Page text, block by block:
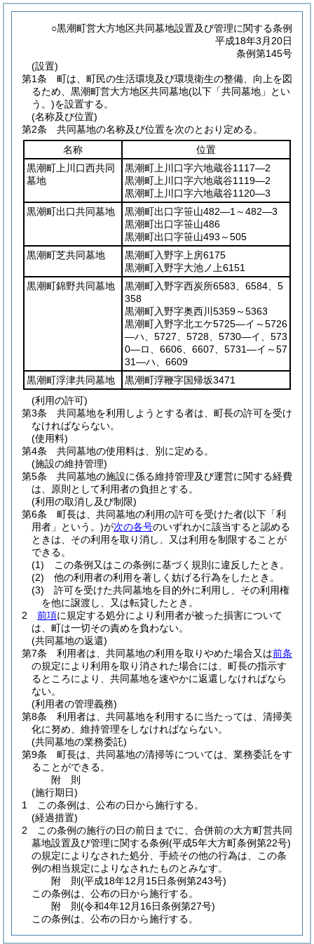
○黒潮町営大方地区共同墓地設置及び管理に関する条例
平成18年3月20日
条例第145号
(設置)
第1条
町は、町民の生活環境及び環境衛生の整備、向上を図
るため、黒潮町営大方地区共同墓地(以下「共同墓地」とい
う。)を設置する。
(名称及び位置)
第2条
共同墓地の名称及び位置を次のとおり定める。
名称
位置
黒潮町上川口西共同
墓地
黒潮町上川口字六地蔵谷1117―2
黒潮町上川口字六地蔵谷1119―2
黒潮町上川口字六地蔵谷1120―3
黒潮町出口共同墓地
黒潮町出口字笹山482―1～482―3
黒潮町出口字笹山486
黒潮町出口字笹山493～505
黒潮町芝共同墓地
黒潮町入野字上房6175
黒潮町入野字大池ノ上6151
黒潮町錦野共同墓地
黒潮町入野字西炭所6583、6584、5
358
黒潮町入野字奥西川5359～5363
黒潮町入野字北エケ5725―イ～5726
―ハ、5727、5728、5730―イ、573
0―ロ、6606、6607、5731―イ～57
31―ハ、6609
黒潮町浮津共同墓地
黒潮町浮鞭字国帰坂3471
(利用の許可)
第3条
共同墓地を利用しようとする者は、町長の許可を受け
なければならない。
(使用料)
第4条
共同墓地の使用料は、別に定める。
(施設の維持管理)
第5条
共同墓地の施設に係る維持管理及び運営に関する経費
は、原則として利用者の負担とする。
(利用の取消し及び制限)
第6条
町長は、共同墓地の利用の許可を受けた者(以下「利
用者」という。)が次の各号のいずれかに該当すると認める
ときは、その利用を取り消し、又は利用を制限することが
できる。
(1)
この条例又はこの条例に基づく規則に違反したとき。
(2)
他の利用者の利用を著しく妨げる行為をしたとき。
(3)
許可を受けた共同墓地を目的外に利用し、その利用権
を他に譲渡し、又は転貸したとき。
2
前項に規定する処分により利用者が被った損害について
は、町は一切その責めを負わない。
(共同墓地の返還)
第7条
利用者は、共同墓地の利用を取りやめた場合又は前条
の規定により利用を取り消された場合には、町長の指示す
るところにより、共同墓地を速やかに返還しなければなら
ない。
(利用者の管理義務)
第8条
利用者は、共同墓地を利用するに当たっては、清掃美
化に努め、維持管理をしなければならない。
(共同墓地の業務委託)
第9条
町長は、共同墓地の清掃等については、業務委託をす
ることができる。
附 則
(施行期日)
1
この条例は、公布の日から施行する。
(経過措置)
2
この条例の施行の日の前日までに、合併前の大方町営共同
墓地設置及び管理に関する条例(平成5年大方町条例第22号)
の規定によりなされた処分、手続その他の行為は、この条
例の相当規定によりなされたものとみなす。
附 則(平成18年12月15日条例第243号)
この条例は、公布の日から施行する。
附 則(令和4年12月16日条例第27号)
この条例は、公布の日から施行する。